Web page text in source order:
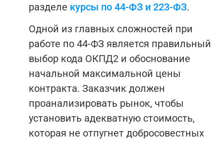
разделе курсы по 44-ФЗ и 223-ФЗ.
Одной из главных сложностей при
работе по 44-ФЗ является правильный
выбор кода ОКПД2 и обоснование
начальной максимальной цены
контракта. Заказчик должен
проанализировать рынок, чтобы
установить адекватную стоимость,
которая не отпугнет добросовестных